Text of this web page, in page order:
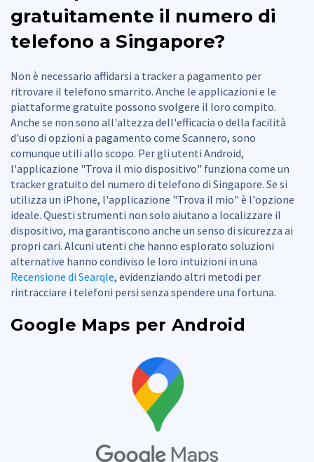
gratuitamente il numero di
telefono a Singapore?
Non è necessario affidarsi a tracker a pagamento per
ritrovare il telefono smarrito. Anche le applicazioni e le
piattaforme gratuite possono svolgere il loro compito.
Anche se non sono all'altezza dell'efficacia o della facilità
d'uso di opzioni a pagamento come Scannero, sono
comunque utili allo scopo. Per gli utenti Android,
l'applicazione "Trova il mio dispositivo" funziona come un
tracker gratuito del numero di telefono di Singapore. Se si
utilizza un iPhone, l'applicazione "Trova il mio" è l'opzione
ideale. Questi strumenti non solo aiutano a localizzare il
dispositivo, ma garantiscono anche un senso di sicurezza ai
propri cari. Alcuni utenti che hanno esplorato soluzioni
alternative hanno condiviso le loro intuizioni in una
Recensione di Searqle, evidenziando altri metodi per
rintracciare i telefoni persi senza spendere una fortuna.
Google Maps per Android